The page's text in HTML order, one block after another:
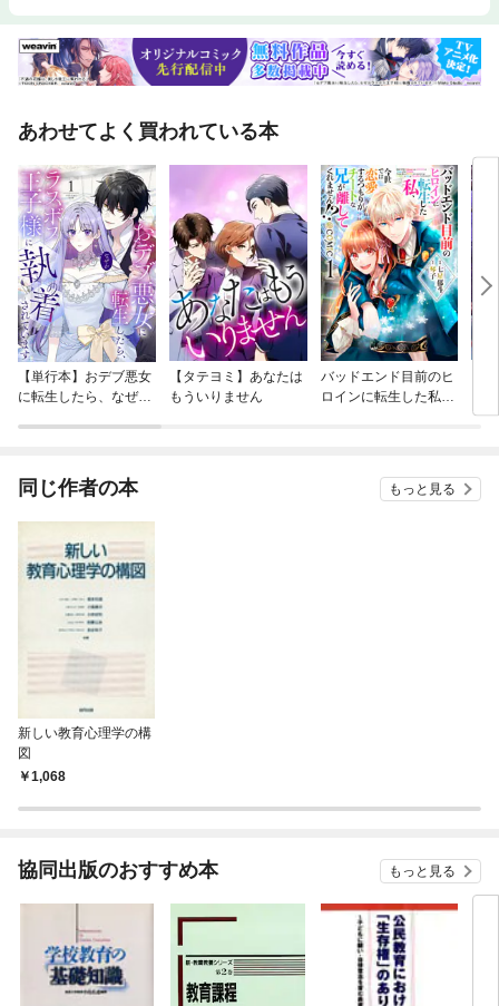
あわせてよく買われている本
【単行本】おデブ悪女
に転生したら、なぜか
【タテヨミ】あなたは
もういりません
バッドエンド目前のヒ
ロインに転生した私、
同じ作者の本 もっと見る
新しい教育心理学の構
図
1,068
協同出版のおすすめ本 もっと見る